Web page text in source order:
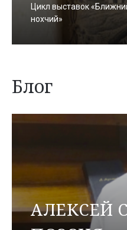
Цикл выставок
нохчий»
Блог
АЛЕКСЕЙ